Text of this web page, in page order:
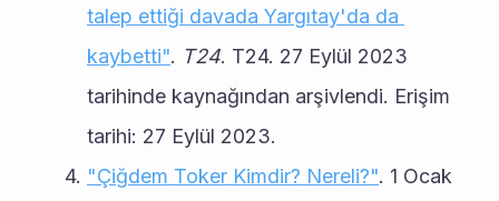
talep ettiği davada Yargıtay'da da
kaybetti". T24. T24. 27 Eylül 2023
tarihinde kaynağından arşivlendi. Erişim
tarihi: 27 Eylül 2023.
"Çiğdem Toker Kimdir? Nereli?". 1 Ocak